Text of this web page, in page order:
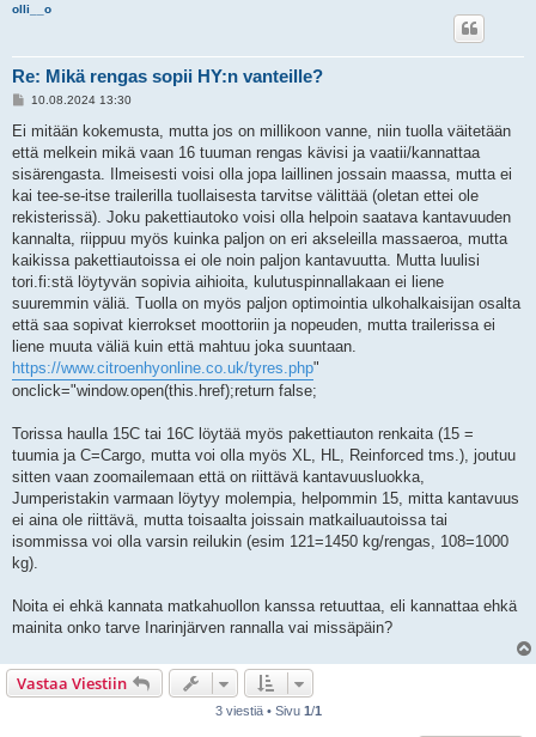
olli__o
Re: Mikä rengas sopii HY:n vanteille?
V
e
t
i
10.08.2024 13:30
Ei mitään kokemusta, mutta jos on millikoon vanne, niin tuolla väitetään
että melkein mikä vaan 16 tuuman rengas kävisi ja vaatii/kannattaa
sisärengasta. Ilmeisesti voisi olla jopa laillinen jossain maassa, mutta ei
kai tee-se-itse trailerilla tuollaisesta tarvitse välittää (oletan ettei ole
rekisterissä). Joku pakettiautoko voisi olla helpoin saatava kantavuuden
kannalta, riippuu myös kuinka paljon on eri akseleilla massaeroa, mutta
kaikissa pakettiautoissa ei ole noin paljon kantavuutta. Mutta luulisi
tori.fi:stä löytyvän sopivia aihioita, kulutuspinnallakaan ei liene
suuremmin väliä. Tuolla on myös paljon optimointia ulkohalkaisijan osalta
että saa sopivat kierrokset moottoriin ja nopeuden, mutta trailerissa ei
liene muuta väliä kuin että mahtuu joka suuntaan.
https://www.citroenhyonline.co.uk/tyres.php"
onclick="window.open(this.href);return false;
Torissa haulla 15C tai 16C löytää myös pakettiauton renkaita (15 =
tuumia ja C=Cargo, mutta voi olla myös XL, HL, Reinforced tms.), joutuu
sitten vaan zoomailemaan että on riittävä kantavuusluokka,
Jumperistakin varmaan löytyy molempia, helpommin 15, mitta kantavuus
ei aina ole riittävä, mutta toisaalta joissain matkailuautoissa tai
isommissa voi olla varsin reilukin (esim 121=1450 kg/rengas, 108=1000
kg).
Noita ei ehkä kannata matkahuollon kanssa retuuttaa, eli kannattaa ehkä
mainita onko tarve Inarinjärven rannalla vai missäpäin?
Vastaa Viestiin
3 viestiä • Sivu 1/1